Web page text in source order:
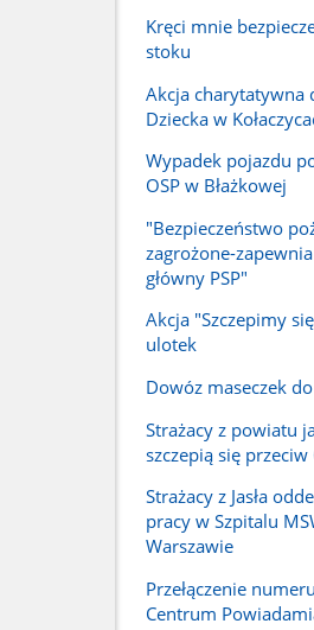
Kręci mnie
stoku
Akcja charytatywna
Dziecka w
Wypadek pojazdu
OSP w Błażkowej
"Bezpieczeństwo
zagrożone-
główny PSP"
Akcja "Szczepimy
ulotek
Dowóz maseczek
Strażacy z powiatu
szczepią się przeciw
Strażacy z Jasła
pracy w Szpitalu
Warszawie
Przełączenie
Centrum